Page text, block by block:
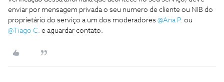
enviar por mensagem privada o seu numero de cliente ou NIB do
proprietário do serviço a um dos moderadores @Ana P. ou
@Tiago C. e aguardar contato.